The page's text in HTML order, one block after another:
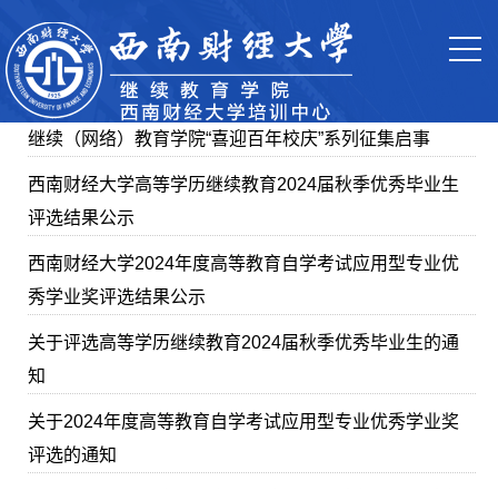
继续（网络）教育学院“喜迎百年校庆”系列征集启事
西南财经大学高等学历继续教育2024届秋季优秀毕业生
评选结果公示
西南财经大学2024年度高等教育自学考试应用型专业优
秀学业奖评选结果公示
关于评选高等学历继续教育2024届秋季优秀毕业生的通
知
关于2024年度高等教育自学考试应用型专业优秀学业奖
评选的通知